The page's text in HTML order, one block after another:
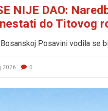
NIJE DAO:
do Titovog
Bosanskoj Posavini vodila se
2026 0